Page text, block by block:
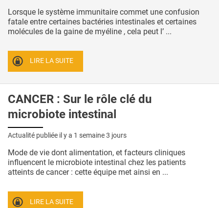
Lorsque le système immunitaire commet une confusion
fatale entre certaines bactéries intestinales et certaines
molécules de la gaine de myéline , cela peut l’ ...
LIRE LA SUITE
CANCER : Sur le rôle clé du
microbiote intestinal
Actualité publiée il y a 1 semaine 3 jours
Mode de vie dont alimentation, et facteurs cliniques
influencent le microbiote intestinal chez les patients
atteints de cancer : cette équipe met ainsi en ...
LIRE LA SUITE